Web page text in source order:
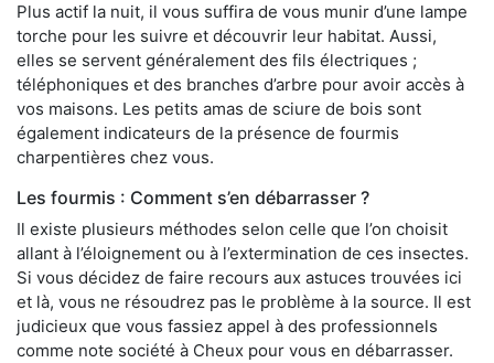
Plus actif la nuit, il vous suffira de vous munir d’une lampe
torche pour les suivre et découvrir leur habitat. Aussi,
elles se servent généralement des fils électriques ;
téléphoniques et des branches d’arbre pour avoir accès à
vos maisons. Les petits amas de sciure de bois sont
également indicateurs de la présence de fourmis
charpentières chez vous.
Les fourmis : Comment s’en débarrasser ?
Il existe plusieurs méthodes selon celle que l’on choisit
allant à l’éloignement ou à l’extermination de ces insectes.
Si vous décidez de faire recours aux astuces trouvées ici
et là, vous ne résoudrez pas le problème à la source. Il est
judicieux que vous fassiez appel à des professionnels
comme note société à Cheux pour vous en débarrasser.